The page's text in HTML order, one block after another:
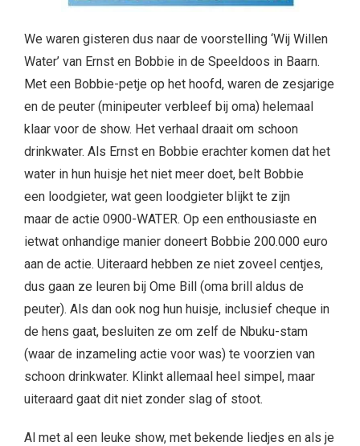
We waren gisteren dus naar de voorstelling ‘Wij Willen
Water’ van Ernst en Bobbie in de Speeldoos in Baarn.
Met een Bobbie-petje op het hoofd, waren de zesjarige
en de peuter (minipeuter verbleef bij oma) helemaal
klaar voor de show. Het verhaal draait om schoon
drinkwater. Als Ernst en Bobbie erachter komen dat het
water in hun huisje het niet meer doet, belt Bobbie
een loodgieter, wat geen loodgieter blijkt te zijn
maar de actie 0900-WATER. Op een enthousiaste en
ietwat onhandige manier doneert Bobbie 200.000 euro
aan de actie. Uiteraard hebben ze niet zoveel centjes,
dus gaan ze leuren bij Ome Bill (oma brill aldus de
peuter). Als dan ook nog hun huisje, inclusief cheque in
de hens gaat, besluiten ze om zelf de Nbuku-stam
(waar de inzameling actie voor was) te voorzien van
schoon drinkwater. Klinkt allemaal heel simpel, maar
uiteraard gaat dit niet zonder slag of stoot.
Al met al een leuke show, met bekende liedjes en als je